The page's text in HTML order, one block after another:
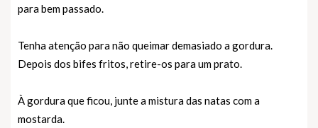
para bem passado.
Tenha atenção para não queimar demasiado a gordura.
Depois dos bifes fritos, retire-os para um prato.
À gordura que ficou, junte a mistura das natas com a
mostarda.